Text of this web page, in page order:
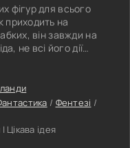
фігур для всього
приходить на
він завжди на
не всі його дії
за ґрати,
ворогів був
він залишився
було плодом рук
/ Фентезі /
Цікава ідея